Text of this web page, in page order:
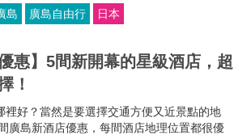
島 廣島自由行 日本
惠】5間新開幕的星級酒店，超
！
裡好？當然是要選擇交通方便又近景點的地
廣島新酒店優惠，每間酒店地理位置都很優